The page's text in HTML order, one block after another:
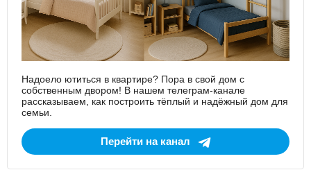
Надоело ютиться в квартире? Пора в свой дом с
собственным двором! В нашем телеграм-канале
рассказываем, как построить тёплый и надёжный дом для
семьи.
Перейти на канал